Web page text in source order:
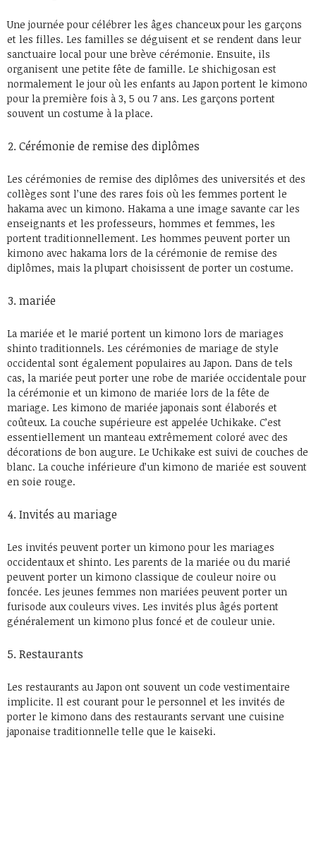
Une journée pour célébrer les âges chanceux pour les garçons
et les filles. Les familles se déguisent et se rendent dans leur
sanctuaire local pour une brève cérémonie. Ensuite, ils
organisent une petite fête de famille. Le shichigosan est
normalement le jour où les enfants au Japon portent le kimono
pour la première fois à 3, 5 ou 7 ans. Les garçons portent
souvent un costume à la place.
Cérémonie de remise des diplômes
Les cérémonies de remise des diplômes des universités et des
collèges sont l’une des rares fois où les femmes portent le
hakama avec un kimono. Hakama a une image savante car les
enseignants et les professeurs, hommes et femmes, les
portent traditionnellement. Les hommes peuvent porter un
kimono avec hakama lors de la cérémonie de remise des
diplômes, mais la plupart choisissent de porter un costume.
mariée
La mariée et le marié portent un kimono lors de mariages
shinto traditionnels. Les cérémonies de mariage de style
occidental sont également populaires au Japon. Dans de tels
cas, la mariée peut porter une robe de mariée occidentale pour
la cérémonie et un kimono de mariée lors de la fête de
mariage. Les kimono de mariée japonais sont élaborés et
coûteux. La couche supérieure est appelée Uchikake. C’est
essentiellement un manteau extrêmement coloré avec des
décorations de bon augure. Le Uchikake est suivi de couches de
blanc. La couche inférieure d’un kimono de mariée est souvent
en soie rouge.
Invités au mariage
Les invités peuvent porter un kimono pour les mariages
occidentaux et shinto. Les parents de la mariée ou du marié
peuvent porter un kimono classique de couleur noire ou
foncée. Les jeunes femmes non mariées peuvent porter un
furisode aux couleurs vives. Les invités plus âgés portent
généralement un kimono plus foncé et de couleur unie.
Restaurants
Les restaurants au Japon ont souvent un code vestimentaire
implicite. Il est courant pour le personnel et les invités de
porter le kimono dans des restaurants servant une cuisine
japonaise traditionnelle telle que le kaiseki.